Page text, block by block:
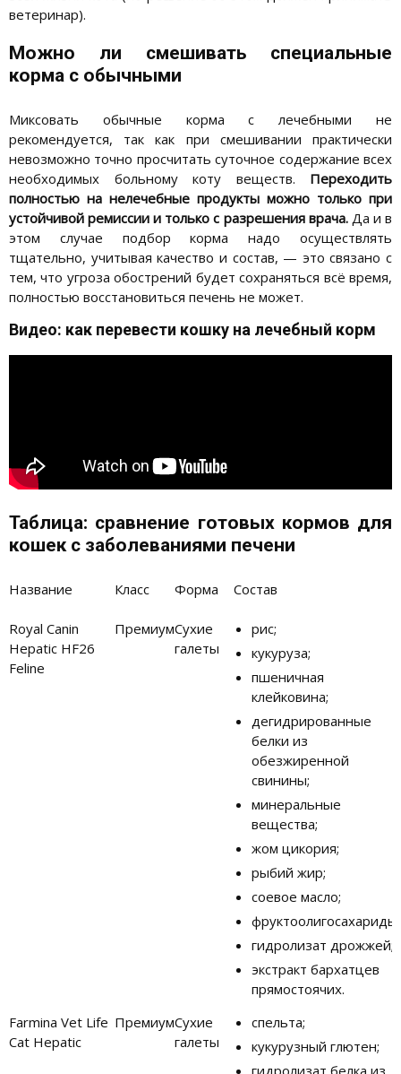
ветеринар).
Можно ли смешивать специальные
корма с обычными
Миксовать обычные корма с лечебными не
рекомендуется, так как при смешивании практически
невозможно точно просчитать суточное содержание всех
необходимых больному коту веществ. Переходить
полностью на нелечебные продукты можно только при
устойчивой ремиссии и только с разрешения врача.Да и в
этом случае подбор корма надо осуществлять
тщательно, учитывая качество и состав, — это связано с
тем, что угроза обострений будет сохраняться всё время,
полностью восстановиться печень не может.
Видео: как перевести кошку на лечебный корм
Таблица: сравнение готовых кормов для
кошек с заболеваниями печени
Название Класс Форма Состав
Royal Canin
Hepatic HF26
Feline
ПремиумСухие
галеты
рис;
кукуруза;
пшеничная
клейковина;
дегидрированные
белки из
обезжиренной
свинины;
минеральные
вещества;
жом цикория;
рыбий жир;
соевое масло;
фруктоолигосахариды;
гидролизат дрожжей;
экстракт бархатцев
прямостоячих.
Farmina Vet Life
Cat Hepatic
ПремиумСухие
галеты
спельта;
кукурузный глютен;